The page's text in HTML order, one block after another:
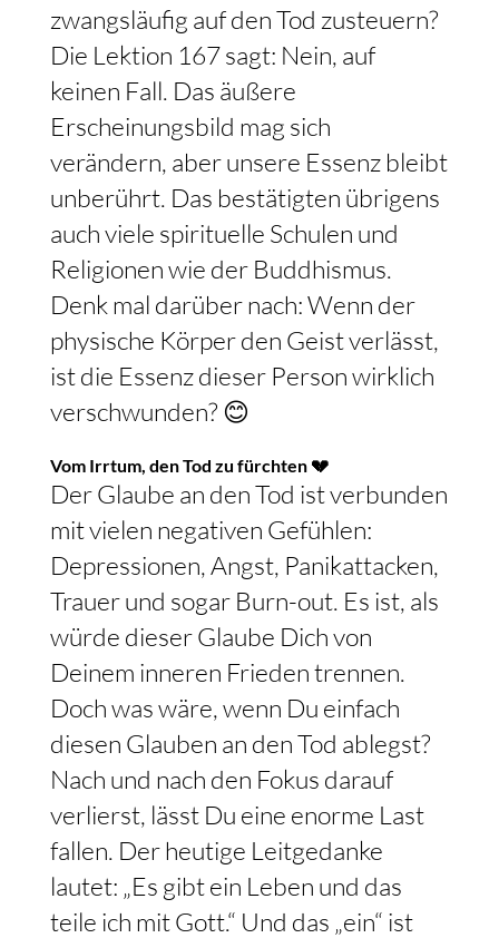
zwangsläufig auf den Tod zusteuern?
Die Lektion 167 sagt: Nein, auf
keinen Fall. Das äußere
Erscheinungsbild mag sich
verändern, aber unsere Essenz bleibt
unberührt. Das bestätigten übrigens
auch viele spirituelle Schulen und
Religionen wie der Buddhismus.
Denk mal darüber nach: Wenn der
physische Körper den Geist verlässt,
ist die Essenz dieser Person wirklich
verschwunden? 😊
Vom Irrtum, den Tod zu fürchten 💔
Der Glaube an den Tod ist verbunden
mit vielen negativen Gefühlen:
Depressionen, Angst, Panikattacken,
Trauer und sogar Burn-out. Es ist, als
würde dieser Glaube Dich von
Deinem inneren Frieden trennen.
Doch was wäre, wenn Du einfach
diesen Glauben an den Tod ablegst?
Nach und nach den Fokus darauf
verlierst, lässt Du eine enorme Last
fallen. Der heutige Leitgedanke
lautet: „Es gibt ein Leben und das
teile ich mit Gott.“ Und das „ein“ ist